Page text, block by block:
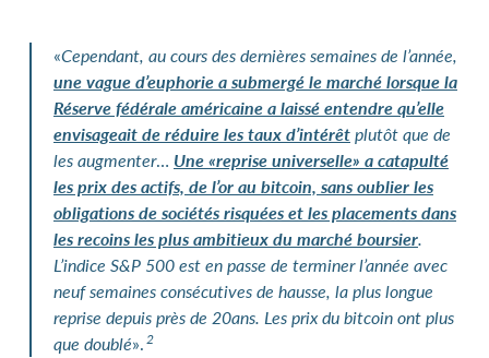
«Cependant, au cours des dernières semaines de l’année,
une vague d’euphorie a submergé le marché lorsque la
Réserve fédérale américaine a laissé entendre qu’elle
envisageait de réduire les taux d’intérêtplutôt que de
les augmenter… Une «reprise universelle» a catapulté
les prix des actifs, de l’or au bitcoin, sans oublier les
obligations de sociétés risquées et les placements dans
les recoins les plus ambitieux du marché boursier.
L’indice S&P 500 est en passe de terminer l’année avec
neuf semaines consécutives de hausse, la plus longue
reprise depuis près de 20ans. Les prix du bitcoin ont plus
que doublé».2